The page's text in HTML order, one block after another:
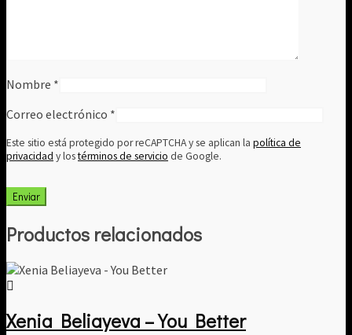
Nombre *
Correo electrónico *
Este sitio está protegido por reCAPTCHA y se aplican la política de
privacidad y lostérminos de servicio de Google.
Productos relacionados
Xenia Beliayeva – You Better